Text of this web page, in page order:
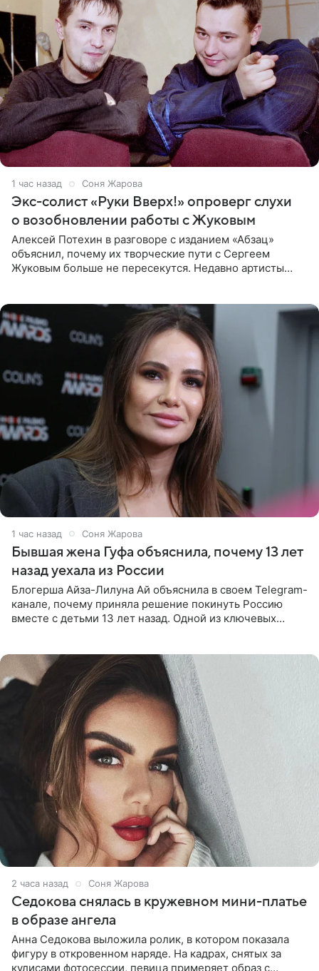
1 час назад Соня Жарова
Экс-солист «Руки Вверх!» опроверг слухи
о возобновлении работы с Жуковым
Алексей Потехин в разговоре с изданием «Абзац»
объяснил, почему их творческие пути с Сергеем
Жуковым больше не пересекутся. Недавно артисты
1 час назад Соня Жарова
Бывшая жена Гуфа объяснила, почему 13 лет
назад уехала из России
Блогерша Айза-Лилуна Ай объяснила в своем Telegram-
канале, почему приняла решение покинуть Россию
вместе с детьми 13 лет назад. Одной из ключевых
2 часа назад Соня Жарова
Седокова снялась в кружевном мини-платье
в образе ангела
Анна Седокова выложила ролик, в котором показала
фигуру в откровенном наряде. На кадрах, снятых за
кулисами фотосессии, певица примеряет образ с